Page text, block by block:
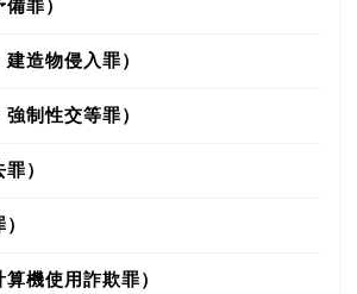
罪）
造物侵入罪）
制性交等罪）
）
機使用詐欺罪）